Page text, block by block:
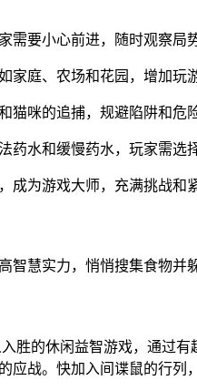
需要小心前进，随时观察局
家庭、农场和花园，增加玩
猫咪的追捕，规避陷阱和危
药水和缓慢药水，玩家需选
成为游戏大师，充满挑战和
智慧实力，悄悄搜集食物并
入胜的休闲益智游戏，通
应战。快加入间谍鼠的行列